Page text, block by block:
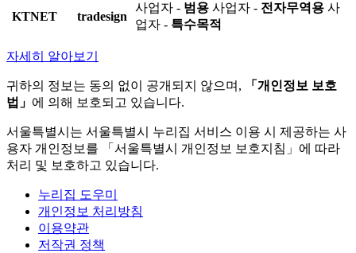
KTNET tradesign
사업자 - 범용 사업자 - 전자무역용 사
업자 - 특수목적
자세히 알아보기
귀하의 정보는 동의 없이 공개되지 않으며,
「개인정보 보호
법」 에 의해 보호되고 있습니다.
서울특별시는 서울특별시 누리집 서비스 이용 시 제공하는 사
용자 개인정보를 「서울특별시 개인정보 보호지침」에 따라
처리 및 보호하고 있습니다.
누리집 도우미
개인정보 처리방침
이용약관
저작권 정책